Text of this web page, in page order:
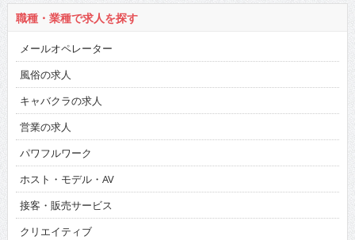
職種・業種で求人を探す
メールオペレーター
風俗の求人
キャバクラの求人
営業の求人
パワフルワーク
ホスト・モデル・AV
接客・販売サービス
クリエイティブ